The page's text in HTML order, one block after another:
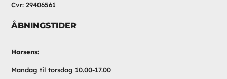
Cvr: 29406561
ÅBNINGSTIDER
Horsens:
Mandag til torsdag 10.00-17.00